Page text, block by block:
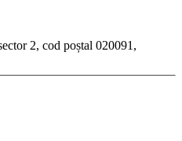
2, cod poștal 020091,